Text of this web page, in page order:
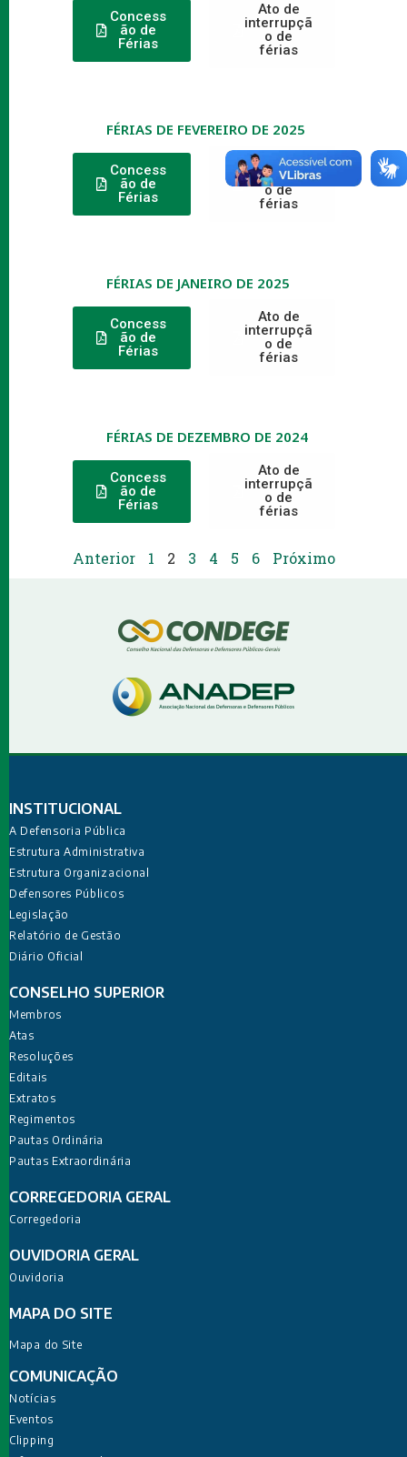
Concess
ão de
Férias
Ato de
interrupçã
o de
férias
FÉRIAS DE FEVEREIRO DE 2025
Concess
ão de
Férias
Ato de
interrupçã
o de
férias
FÉRIAS DE JANEIRO DE 2025
Concess
ão de
Férias
Ato de
interrupçã
o de
férias
FÉRIAS DE DEZEMBRO DE 2024
Concess
ão de
Férias
Ato de
interrupçã
o de
férias
Anterior 1 2 3 4 5 6 Próximo
INSTITUCIONAL
A Defensoria Pública
Estrutura Administrativa
Estrutura Organizacional
Defensores Públicos
Legislação
Relatório de Gestão
Diário Oficial
CONSELHO SUPERIOR
Membros
Atas
Resoluções
Editais
Extratos
Regimentos
Pautas Ordinária
Pautas Extraordinária
CORREGEDORIA GERAL
Corregedoria
OUVIDORIA GERAL
Ouvidoria
MAPA DO SITE
Mapa do Site
COMUNICAÇÃO
Notícias
Eventos
Clipping